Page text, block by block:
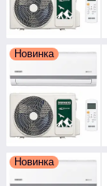
Новинка
Новинка